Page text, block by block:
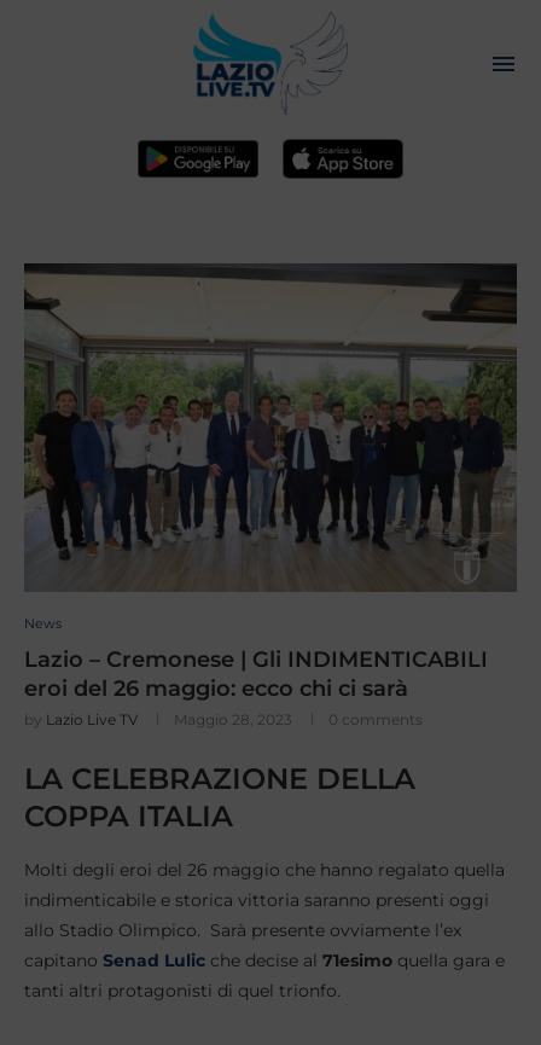
News
Lazio – Cremonese | Gli INDIMENTICABILI
eroi del 26 maggio: ecco chi ci sarà
by Lazio Live TV Maggio 28, 2023 0 comments
LA CELEBRAZIONE DELLA
COPPA ITALIA
Molti degli eroi del 26 maggio che hanno regalato quella
indimenticabile e storica vittoria saranno presenti oggi
allo Stadio Olimpico. Sarà presente ovviamente l’ex
capitano Senad Lulic che decise al 71esimo quella gara e
tanti altri protagonisti di quel trionfo.